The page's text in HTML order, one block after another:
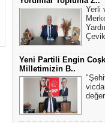
Yerli
Yeni Partili Engin
Milletimizin B..